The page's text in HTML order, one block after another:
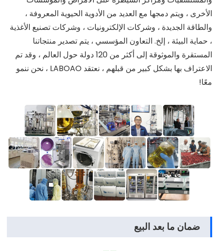
الأخرى ، ويتم دمجها مع العديد من الأدوية الحيوية المعروفة ،
والطاقة الجديدة ، وشركات الإلكترونيات ، وشركات تصنيع الأغذية
، حماية البيئة ، إلخ. التعاون المؤسسي ، يتم تصدير منتجاتنا
المستقرة والموثوقة إلى أكثر من 120 دولة حول العالم ، وقد تم
الاعتراف بها بشكل كبير من قبلهم ، نعتقد LABOAO ، نحن ننمو
معًا!
ضمان ما بعد البيع